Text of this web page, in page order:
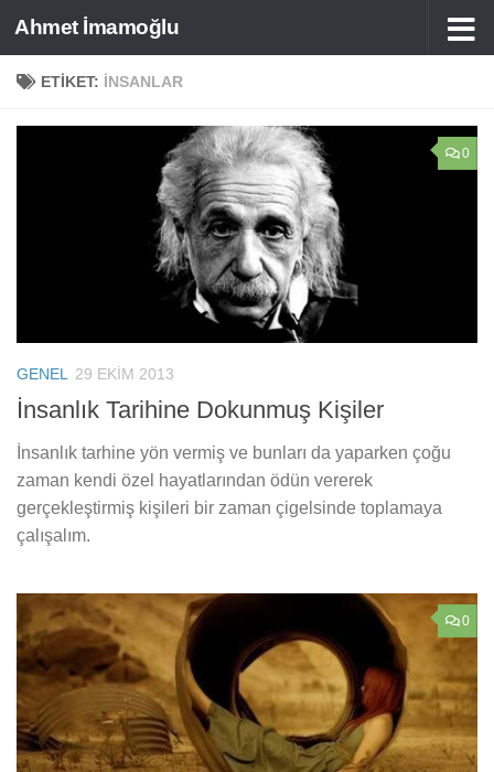
Skip to content
Ahmet İmamoğlu
ETIKET: INSANLAR
0
GENEL 29 EKIM 2013
İnsanlık Tarihine Dokunmuş Kişiler
İnsanlık tarhine yön vermiş ve bunları da yaparken çoğu
zaman kendi özel hayatlarından ödün vererek
gerçekleştirmiş kişileri bir zaman çigelsinde toplamaya
çalışalım.
0